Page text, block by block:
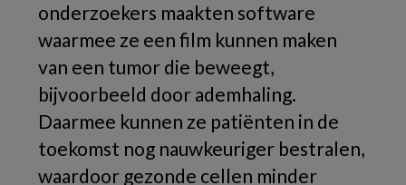
onderzoekers maakten software
waarmee ze een film kunnen maken
van een tumor die beweegt,
bijvoorbeeld door ademhaling.
Daarmee kunnen ze patiënten in de
toekomst nog nauwkeuriger bestralen,
waardoor gezonde cellen minder